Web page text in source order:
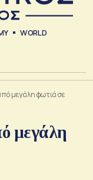
WORLD
μεγάλη φωτιά σε
μεγάλη